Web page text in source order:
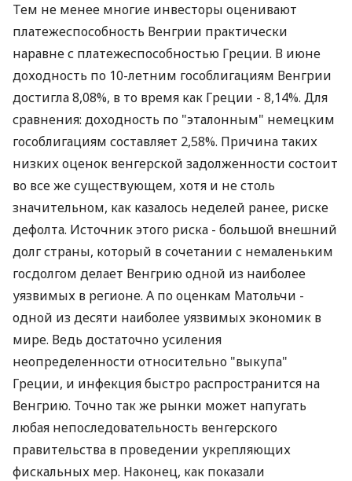
Тем не менее многие инвесторы оценивают
платежеспособность Венгрии практически
наравне с платежеспособностью Греции. В июне
доходность по 10-летним гособлигациям Венгрии
достигла 8,08%, в то время как Греции - 8,14%. Для
сравнения: доходность по "эталонным" немецким
гособлигациям составляет 2,58%. Причина таких
низких оценок венгерской задолженности состоит
во все же существующем, хотя и не столь
значительном, как казалось неделей ранее, риске
дефолта. Источник этого риска - большой внешний
долг страны, который в сочетании с немаленьким
госдолгом делает Венгрию одной из наиболее
уязвимых в регионе. А по оценкам Матольчи -
одной из десяти наиболее уязвимых экономик в
мире. Ведь достаточно усиления
неопределенности относительно "выкупа"
Греции, и инфекция быстро распространится на
Венгрию. Точно так же рынки может напугать
любая непоследовательность венгерского
правительства в проведении укрепляющих
фискальных мер. Наконец, как показали